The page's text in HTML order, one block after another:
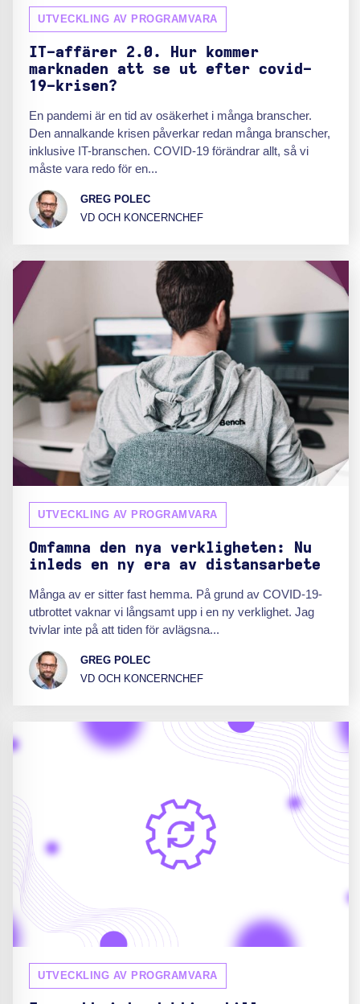
UTVECKLING AV PROGRAMVARA
IT-affärer 2.0. Hur kommer
marknaden att se ut efter covid-
19-krisen?
En pandemi är en tid av osäkerhet i många branscher.
Den annalkande krisen påverkar redan många branscher,
inklusive IT-branschen. COVID-19 förändrar allt, så vi
måste vara redo för en...
GREG POLEC
VD OCH KONCERNCHEF
UTVECKLING AV PROGRAMVARA
Omfamna den nya verkligheten: Nu
inleds en ny era av distansarbete
Många av er sitter fast hemma. På grund av COVID-19-
utbrottet vaknar vi långsamt upp i en ny verklighet. Jag
tvivlar inte på att tiden för avlägsna...
GREG POLEC
VD OCH KONCERNCHEF
UTVECKLING AV PROGRAMVARA